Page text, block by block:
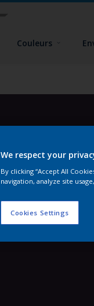
Couleurs
We respect your
By clicking “Accept All
navigation, analyze site
Cookies Settings